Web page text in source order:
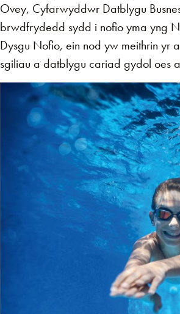
Ovey, Cyfarwyddwr Datblygu
brwdfrydedd sydd i nofio yma yng
Dysgu Nofio, ein nod yw meithrin yr
sgiliau a datblygu cariad gydol oes